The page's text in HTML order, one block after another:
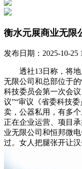
衡水元展商业无限
发布日期：2025-10-25
透社13日称，将地
无限公司和总部位于
科技委员会第一次会
议”“审议《省委科技
卖，公器私用，有多
正在企业运营、项目
业无限公司和恒邦微
过。女人把腿张开让